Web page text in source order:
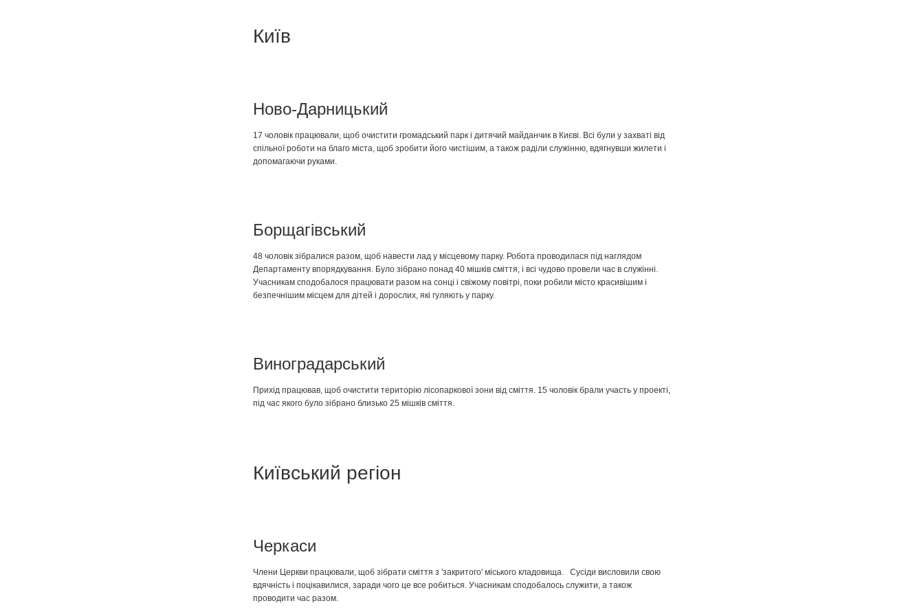
Київ
Ново-Дарницький
17 чоловік працювали, щоб очистити громадський парк і дитячий майданчик в Києві. Всі були у захваті від
спільної роботи на благо міста, щоб зробити його чистішим, а також раділи служінню, вдягнувши жилети і
допомагаючи руками.
Борщагівський
48 чоловік зібралися разом, щоб навести лад у місцевому парку. Робота проводилася під наглядом
Департаменту впорядкування. Було зібрано понад 40 мішків сміття, і всі чудово провели час в служінні.
Учасникам сподобалося працювати разом на сонці і свіжому повітрі, поки робили місто красивішим і
безпечнішим місцем для дітей і дорослих, які гуляють у парку.
Виноградарський
Прихід працював, щоб очистити територію лісопаркової зони від сміття. 15 чоловік брали участь у проекті,
під час якого було зібрано близько 25 мішків сміття.
Київський регіон
Черкаси
Члени Церкви працювали, щоб зібрати сміття з 'закритого' міського кладовища. Сусіди висловили свою
вдячність і поцікавилися, заради чого це все робиться. Учасникам сподобалось служити, а також
проводити час разом.